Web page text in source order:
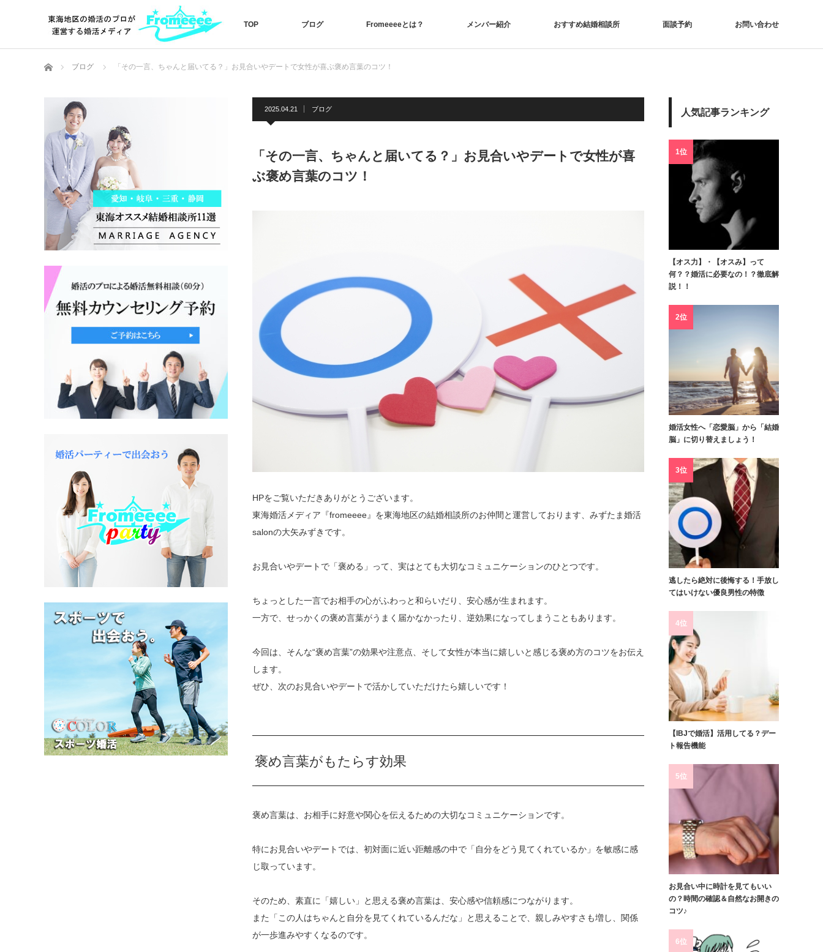
TOP ブログ Fromeeeeとは？ メンバー紹介 おすすめ結婚相談所 面談予約 お問い合わせ
ホーム ブログ 「その一言、ちゃんと届いてる？」お見合いやデートで女性が喜ぶ褒め言葉のコツ！
2025.04.21 ブログ
「その一言、ちゃんと届いてる？」お見合いやデートで女性が喜
ぶ褒め言葉のコツ！
HPをご覧いただきありがとうございます。
東海婚活メディア『fromeeee』を東海地区の結婚相談所のお仲間と運営しております、みずたま婚活
salonの大矢みずきです。
お見合いやデートで「褒める」って、実はとても大切なコミュニケーションのひとつです。
ちょっとした一言でお相手の心がふわっと和らいだり、安心感が生まれます。
一方で、せっかくの褒め言葉がうまく届かなかったり、逆効果になってしまうこともあります。
今回は、そんな“褒め言葉”の効果や注意点、そして女性が本当に嬉しいと感じる褒め方のコツをお伝え
します。
ぜひ、次のお見合いやデートで活かしていただけたら嬉しいです！
褒め言葉がもたらす効果
褒め言葉は、お相手に好意や関心を伝えるための大切なコミュニケーションです。
特にお見合いやデートでは、初対面に近い距離感の中で「自分をどう見てくれているか」を敏感に感
じ取っています。
そのため、素直に「嬉しい」と思える褒め言葉は、安心感や信頼感につながります。
また「この人はちゃんと自分を見てくれているんだな」と思えることで、親しみやすさも増し、関係
が一歩進みやすくなるのです。
人気記事ランキング
1位
【オス力】・【オスみ】って
何？？婚活に必要なの！？徹底解
説！！
2位
婚活女性へ「恋愛脳」から「結婚
脳」に切り替えましょう！
3位
逃したら絶対に後悔する！手放し
てはいけない優良男性の特徴
4位
【IBJで婚活】活用してる？デー
ト報告機能
5位
お見合い中に時計を見てもいい
の？時間の確認＆自然なお開きの
コツ♪
6位